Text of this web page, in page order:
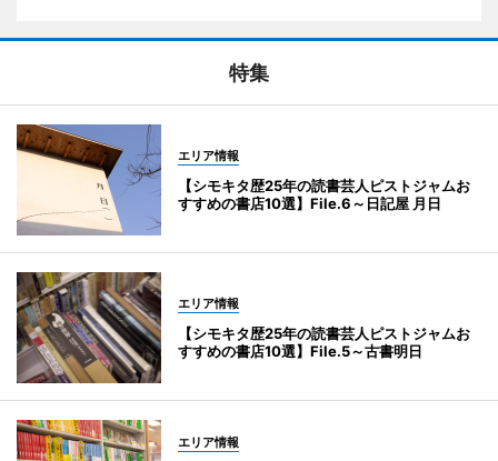
特集
エリア情報
【シモキタ歴25年の読書芸人ピストジャムお
すすめの書店10選】File.6～日記屋 月日
エリア情報
【シモキタ歴25年の読書芸人ピストジャムお
すすめの書店10選】File.5～古書明日
エリア情報